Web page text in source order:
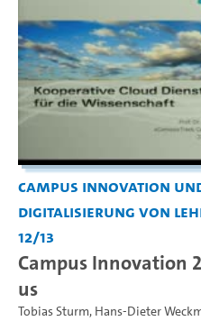
Campus Innovation
Digitalisierung von
12/13
Campus Innovation
us
Tobias Sturm, Hans-Dieter